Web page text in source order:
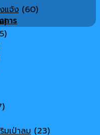
การ
แจ้ง (60)
มเป่าลม (23)